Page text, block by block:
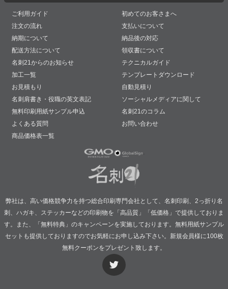
ご利用ガイド
初めてのお客さまへ
注文の流れ
支払いについて
納期について
納品後の対応
配送方法について
領収書について
名刺21からのお知らせ
テクニカルガイド
加工一覧
テンプレートダウンロード
お見積もり
自動見積り
名刺肩書き・役職の英文表記
ソーシャルメディアに関して
無料印刷用紙サンプル申込
名刺21のコラム
よくある質問
お問い合わせ
商品価格表一覧
弊社は、高い価格競争力を持つ総合印刷専門会社として、名刺印刷、2っ折り名
刺、ハガキ、ステッカーなどの印刷物を「高品質」「低価格」で提供しておりま
す。また、「無料特典」のキャンペーンを実施しております。無料用紙サンプル
セットも提供しておりますのでお気軽にお申し込み下さい。新規会員様に100枚
無料クーポンをプレゼント致します。